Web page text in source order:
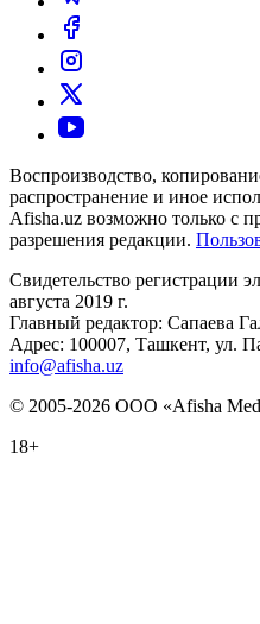
Воспроизводство,
распространение и иное
Afisha.uz возможно только с
разрешения редакции.
Свидетельство регистрации
августа 2019 г.
Главный редактор: Сапаева
Адрес: 100007, Ташкент, ул.
info@afisha.uz
© 2005-2026 ООО «Afisha
18+